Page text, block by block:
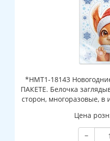
*НМТ1-18143
ПАКЕТЕ. Белочка
сторон, многоразовые, в
с европодвесом и
Цена
−